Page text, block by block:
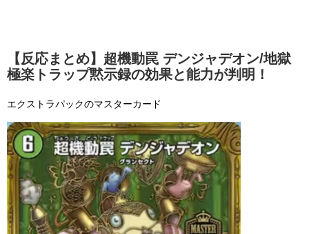
【反応まとめ】超機動罠 デンジャデオン/地獄
極楽トラップ黙示録の効果と能力が判明！
エクストラパックのマスターカード